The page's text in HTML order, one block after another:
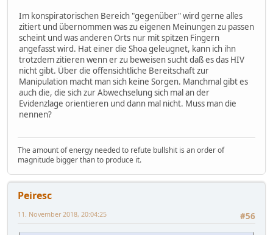
Im konspiratorischen Bereich "gegenüber" wird gerne alles
zitiert und übernommen was zu eigenen Meinungen zu passen
scheint und was anderen Orts nur mit spitzen Fingern
angefasst wird. Hat einer die Shoa geleugnet, kann ich ihn
trotzdem zitieren wenn er zu beweisen sucht daß es das HIV
nicht gibt. Über die offensichtliche Bereitschaft zur
Manipulation macht man sich keine Sorgen. Manchmal gibt es
auch die, die sich zur Abwechselung sich mal an der
Evidenzlage orientieren und dann mal nicht. Muss man die
nennen?
The amount of energy needed to refute bullshit is an order of
magnitude bigger than to produce it.
Peiresc
#56
11. November 2018, 20:04:25